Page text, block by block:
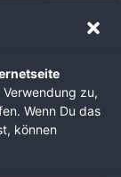
zu,
Wenn Du das
können
1
1